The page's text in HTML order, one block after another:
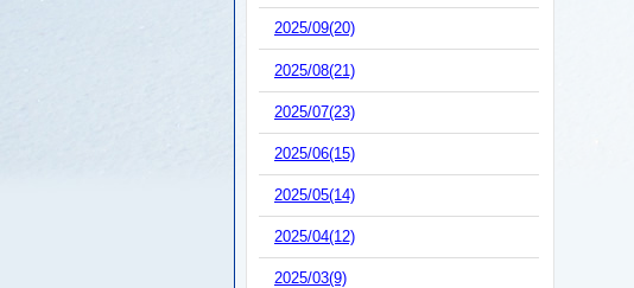
2025/09(20)
2025/08(21)
2025/07(23)
2025/06(15)
2025/05(14)
2025/04(12)
2025/03(9)